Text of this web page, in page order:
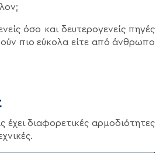
όσο και δευτερογενείς πηγές
πιο εύκολα είτε από άνθρωπο
διαφορετικές αρμοδιότητες